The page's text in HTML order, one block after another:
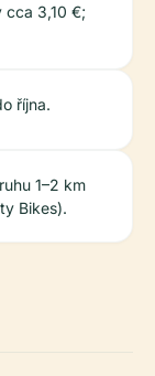
3,10 €;
října.
1–2 km
Bikes).